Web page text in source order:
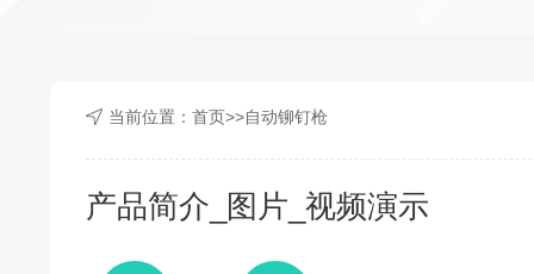
当前位置： 首页>>自动铆钉枪
产品简介_图片_视频演示